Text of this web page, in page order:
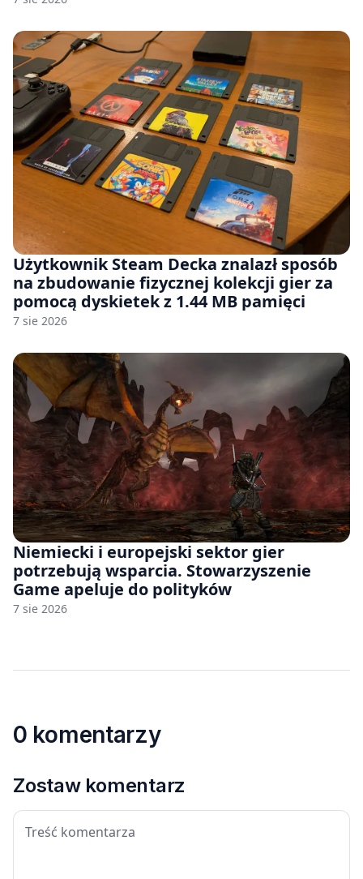
Użytkownik Steam Decka znalazł sposób
na zbudowanie fizycznej kolekcji gier za
pomocą dyskietek z 1.44 MB pamięci
7 sie 2026
Niemiecki i europejski sektor gier
potrzebują wsparcia. Stowarzyszenie
Game apeluje do polityków
7 sie 2026
0 komentarzy
Zostaw komentarz